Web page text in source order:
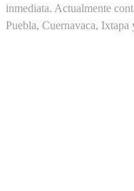
inmediata. Actualmente
Puebla, Cuernavaca,